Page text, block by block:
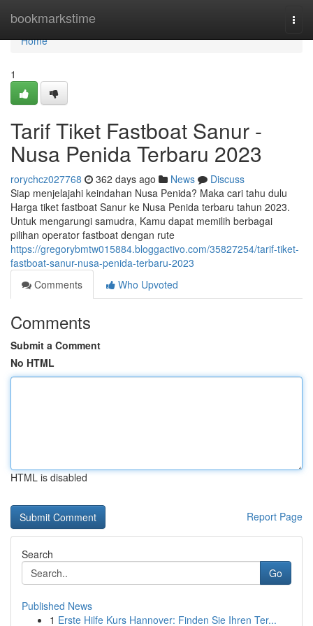
bookmarkstime
Home
Home
1
Tarif Tiket Fastboat Sanur -
Nusa Penida Terbaru 2023
rorychcz027768 362 days ago News
Discuss
Siap menjelajahi keindahan Nusa Penida? Maka cari tahu dulu
Harga tiket fastboat Sanur ke Nusa Penida terbaru tahun 2023.
Untuk mengarungi samudra, Kamu dapat memilih berbagai
pilihan operator fastboat dengan rute
https://gregorybmtw015884.bloggactivo.com/35827254/tarif-tiket-
fastboat-sanur-nusa-penida-terbaru-2023
Comments
Who Upvoted
Comments
Submit a Comment
No HTML
HTML is disabled
Report Page
Search
Go
Published News
1 Erste Hilfe Kurs Hannover: Finden Sie Ihren Ter...